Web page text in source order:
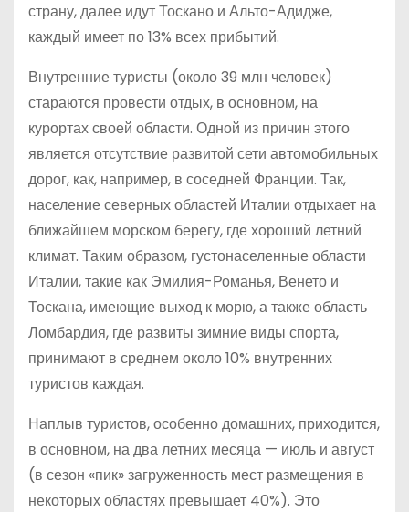
страну, далее идут Тоскано и Альто-Адидже,
каждый имеет по 13% всех прибытий.
Внутренние туристы (около 39 млн человек)
стараются провести отдых, в основном, на
курортах своей области. Одной из причин этого
является отсутствие развитой сети автомобильных
дорог, как, например, в соседней Франции. Так,
население северных областей Италии отдыхает на
ближайшем морском берегу, где хороший летний
климат. Таким образом, густонаселенные области
Италии, такие как Эмилия-Романья, Венето и
Тоскана, имеющие выход к морю, а также область
Ломбардия, где развиты зимние виды спорта,
принимают в среднем около 10% внутренних
туристов каждая.
Наплыв туристов, особенно домашних, приходится,
в основном, на два летних месяца — июль и август
(в сезон «пик» загруженность мест размещения в
некоторых областях превышает 40%). Это